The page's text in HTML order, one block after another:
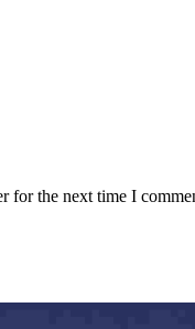
for the next time I